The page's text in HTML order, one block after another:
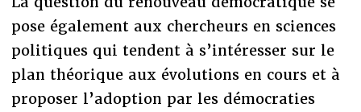
pose également aux chercheurs en sciences
politiques qui tendent à s’intéresser sur le
plan théorique aux évolutions en cours et à
proposer l’adoption par les démocraties